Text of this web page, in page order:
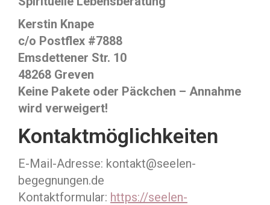
Kerstin Knape
c/o Postflex #7888
Emsdettener Str. 10
48268 Greven
Keine Pakete oder Päckchen – Annahme
wird verweigert!
Kontaktmöglichkeiten
E-Mail-Adresse: kontakt@seelen-
begegnungen.de
Kontaktformular: https://seelen-